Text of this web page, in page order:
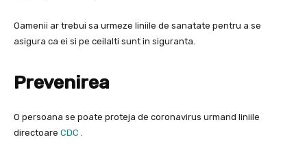
Oamenii ar trebui sa urmeze liniile de sanatate pentru a se
asigura ca ei si pe ceilalti sunt in siguranta.
Prevenirea
O persoana se poate proteja de coronavirus urmand liniile
directoare CDC